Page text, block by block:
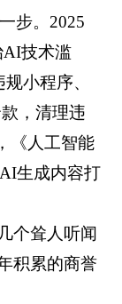
步。2025
AI技术滥
小程序、
，清理违
《人工智能
生成内容打
个耸人听闻
积累的商誉